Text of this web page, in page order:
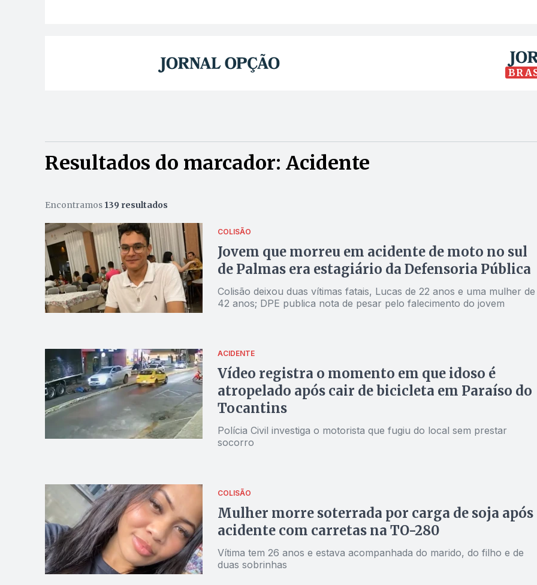
Resultados do marcador: Acidente
Encontramos 139 resultados
COLISÃO
Jovem que morreu em acidente de moto no sul
de Palmas era estagiário da Defensoria Pública
Colisão deixou duas vítimas fatais, Lucas de 22 anos e uma mulher de
42 anos; DPE publica nota de pesar pelo falecimento do jovem
ACIDENTE
Vídeo registra o momento em que idoso é
atropelado após cair de bicicleta em Paraíso do
Tocantins
Polícia Civil investiga o motorista que fugiu do local sem prestar
socorro
COLISÃO
Mulher morre soterrada por carga de soja após
acidente com carretas na TO-280
Vítima tem 26 anos e estava acompanhada do marido, do filho e de
duas sobrinhas